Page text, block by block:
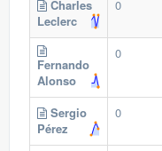
Charles
Leclerc
0
Fernando
Alonso
0
Sergio
Pérez
0